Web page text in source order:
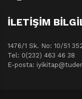
İLETIŞIM
1476/1 Sk. No: 10/51
Tel: 0(232) 463 46 38
E-posta: